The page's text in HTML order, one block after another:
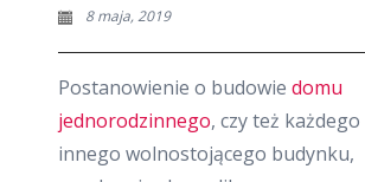
8 maja, 2019
Postanowienie o budowie domu
jednorodzinnego, czy też każdego
innego wolnostojącego budynku,